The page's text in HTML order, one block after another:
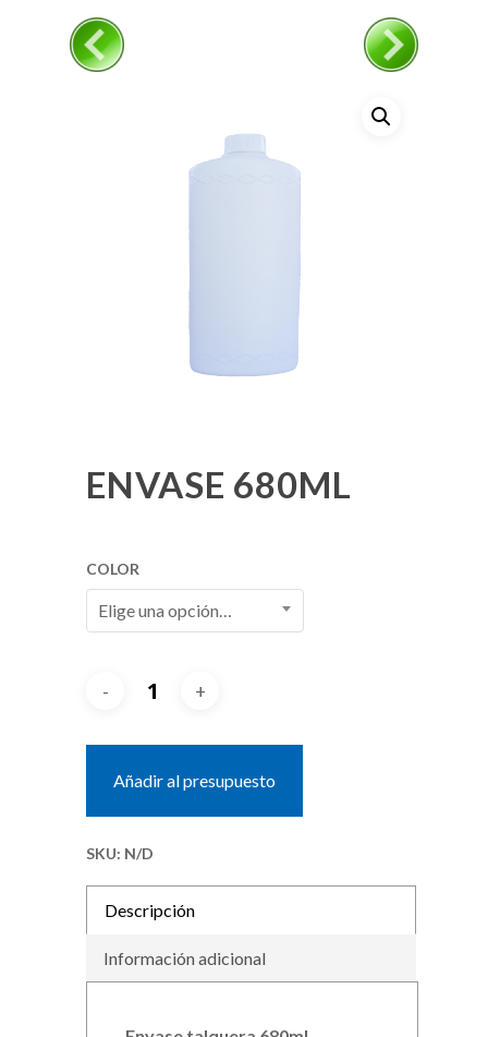
ENVASE 680ML
COLOR
Elige una opción…
Añadir al presupuesto
SKU: N/D
Descripción
Información adicional